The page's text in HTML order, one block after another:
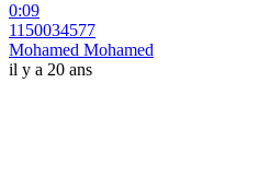
0:09
1150034577
Mohamed Mohamed
il y a 20 ans